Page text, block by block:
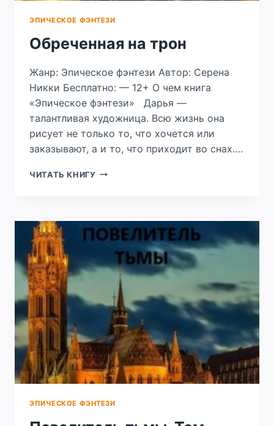
ЭПИЧЕСКОЕ ФЭНТЕЗИ
Обреченная на трон
Жанр: Эпическое фэнтези Автор: Серена
Никки Бесплатно: — 12+ О чем книга
«Эпическое фэнтези» Дарья —
талантливая художница. Всю жизнь она
рисует не только то, что хочется или
заказывают, а и то, что приходит во снах….
ЧИТАТЬ КНИГУ ОБРЕЧЕННАЯ
ЭПИЧЕСКОЕ ФЭНТЕЗИ